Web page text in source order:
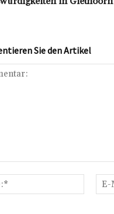
Sie den Artikel
Name:*